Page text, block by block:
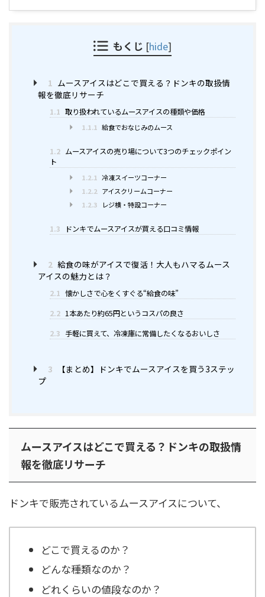
もくじ [hide]
1 ムースアイスはどこで買える？ドンキの取扱情
報を徹底リサーチ
1.1 取り扱われているムースアイスの種類や価格
1.1.1 給食でおなじみのムース
1.2 ムースアイスの売り場について3つのチェックポイン
ト
1.2.1 冷凍スイーツコーナー
1.2.2 アイスクリームコーナー
1.2.3
レジ横・特設コーナー
1.3 ドンキでムースアイスが買える口コミ情報
2 給食の味がアイスで復活！大人もハマるムース
アイスの魅力とは？
2.1 懐かしさで心をくすぐる“給食の味”
2.2 1本あたり約65円というコスパの良さ
2.3 手軽に買えて、冷凍庫に常備したくなるおいしさ
3
【まとめ】ドンキでムースアイスを買う3ステッ
プ
ムースアイスはどこで買える？ドンキの取扱情
報を徹底リサーチ
ドンキで販売されているムースアイスについて、
どこで買えるのか？
どんな種類なのか？
どれくらいの値段なのか？